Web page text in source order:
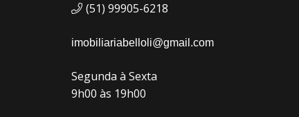
(51) 99905-6218
imobiliariabelloli@gmail.com
Segunda à Sexta
9h00 às 19h00